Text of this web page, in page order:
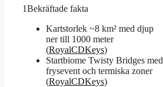
1Bekräftade fakta
Kartstorlek ~8 km² med djup
ner till 1000 meter
(RoyalCDKeys)
Startbiome Twisty Bridges med
frysevent och termiska zoner
(RoyalCDKeys)